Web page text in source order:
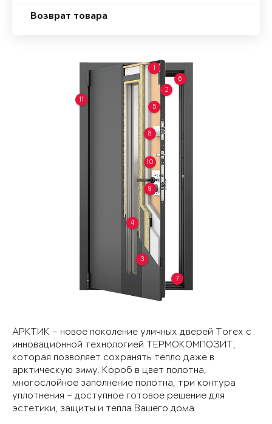
Возврат товара
1
2
3
4
5
6
7
8
9
10
11
АРКТИК – новое поколение уличных дверей Torex с
инновационной технологией ТЕРМОКОМПОЗИТ,
которая позволяет сохранять тепло даже в
арктическую зиму. Короб в цвет полотна,
многослойное заполнение полотна, три контура
уплотнения – доступное готовое решение для
эстетики, защиты и тепла Вашего дома.